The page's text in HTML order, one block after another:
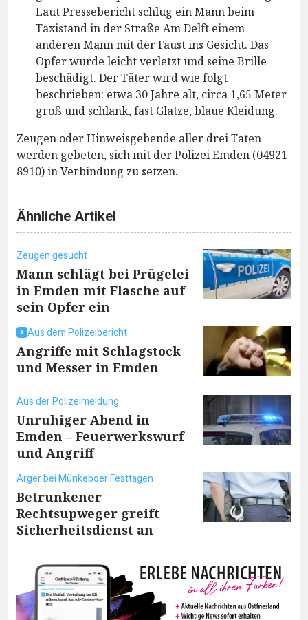
Laut Pressebericht schlug ein Mann beim
Taxistand in der Straße Am Delft einem
anderen Mann mit der Faust ins Gesicht. Das
Opfer wurde leicht verletzt und seine Brille
beschädigt. Der Täter wird wie folgt
beschrieben: etwa 30 Jahre alt, circa 1,65 Meter
groß und schlank, fast Glatze, blaue Kleidung.
Zeugen oder Hinweisgebende aller drei Taten
werden gebeten, sich mit der Polizei Emden (04921-
8910) in Verbindung zu setzen.
Ähnliche Artikel
Zeugen gesucht
Mann schlägt bei Prügelei
in Emden mit Flasche auf
sein Opfer ein
Aus dem Polizeibericht
Angriffe mit Schlagstock
und Messer in Emden
Aus der Polizeimeldung
Unruhiger Abend in
Emden – Feuerwerkswurf
und Angriff
Ärger bei Münkeboer Festtagen
Betrunkener
Rechtsupweger greift
Sicherheitsdienst an